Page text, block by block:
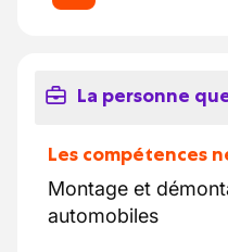
La personne
Les compétences
Montage et
automobiles